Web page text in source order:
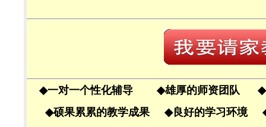
◆一对一个性化辅导 ◆雄厚的师资团队 ◆
◆硕果累累的教学成果 ◆良好的学习环境